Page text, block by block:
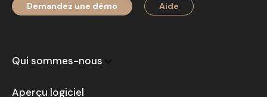
Demandez une démo Aide
Qui sommes-nous
Aperçu logiciel